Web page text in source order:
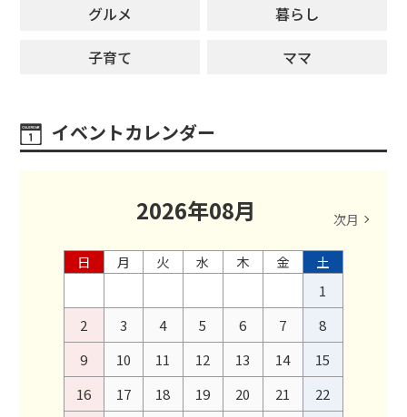
グルメ
暮らし
子育て
ママ
イベントカレンダー
2026年08月 次月
日 月 火 水 木 金
土
1
2
3 4 5 6 7
8
9
10 11 12 13 14
15
16
17 18 19 20 21
22